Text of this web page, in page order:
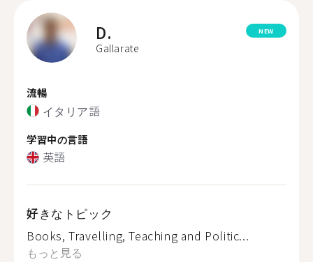
D.
Gallarate
NEW
流暢
イタリア語
学習中の言語
英語
好きなトピック
Books, Travelling, Teaching and Politic...
もっと見る